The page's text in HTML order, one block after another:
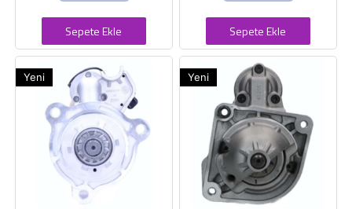
Sepete Ekle Sepete Ekle
Yeni Yeni